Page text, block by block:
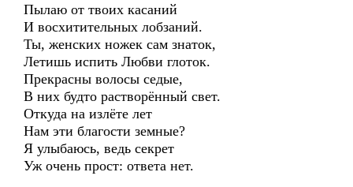
Пылаю от твоих касаний
И восхитительных лобзаний.
Ты, женских ножек сам знаток,
Летишь испить Любви глоток.
Прекрасны волосы седые,
В них будто растворённый свет.
Откуда на излёте лет
Нам эти благости земные?
Я улыбаюсь, ведь секрет
Уж очень прост: ответа нет.